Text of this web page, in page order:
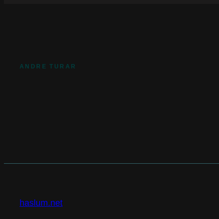
ANDRE TURAR
haslum.net